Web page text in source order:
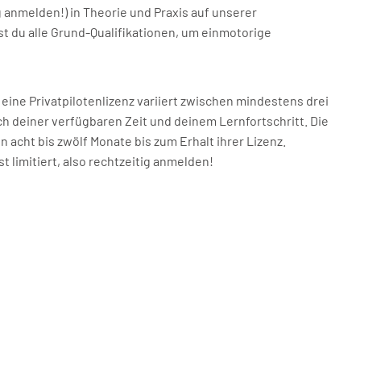
in Theorie und Praxis auf unserer
du alle Grund-Qualifikationen, um einmotorige
Privatpilotenlizenz variiert zwischen mindestens drei
deiner verfügbaren Zeit und deinem Lernfortschritt. Die
bis zwölf Monate bis zum Erhalt ihrer Lizenz.
limitiert, also rechtzeitig anmelden!